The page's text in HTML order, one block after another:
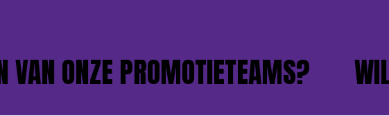
ONZE PROMOTIETEAMS? WIL